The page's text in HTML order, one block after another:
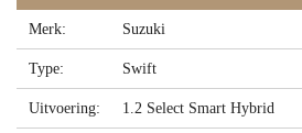
Merk: Suzuki
Type: Swift
Uitvoering: 1.2 Select Smart Hybrid